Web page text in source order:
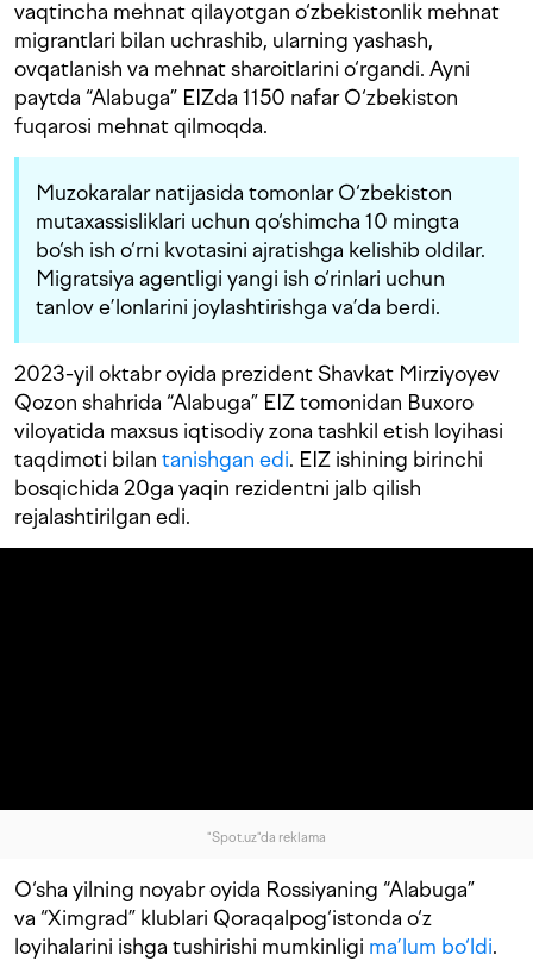
vaqtincha mehnat qilayotgan o‘zbekistonlik mehnat
migrantlari bilan uchrashib, ularning yashash,
ovqatlanish va mehnat sharoitlarini o‘rgandi. Ayni
paytda “Alabuga” EIZda 1150 nafar O‘zbekiston
fuqarosi mehnat qilmoqda.
Muzokaralar natijasida tomonlar O‘zbekiston
mutaxassisliklari uchun qo‘shimcha 10 mingta
bo‘sh ish o‘rni kvotasini ajratishga kelishib oldilar.
Migratsiya agentligi yangi ish o‘rinlari uchun
tanlov e’lonlarini joylashtirishga va’da berdi.
2023-yil oktabr oyida prezident Shavkat Mirziyoyev
Qozon shahrida “Alabuga” EIZ tomonidan Buxoro
viloyatida maxsus iqtisodiy zona tashkil etish loyihasi
taqdimoti bilan tanishgan edi. EIZ ishining birinchi
bosqichida 20ga yaqin rezidentni jalb qilish
rejalashtirilgan edi.
"Spot.uz"da reklama
O‘sha yilning noyabr oyida Rossiyaning “Alabuga”
va “Ximgrad” klublari Qoraqalpog‘istonda o‘z
loyihalarini ishga tushirishi mumkinligi ma’lum bo‘ldi.